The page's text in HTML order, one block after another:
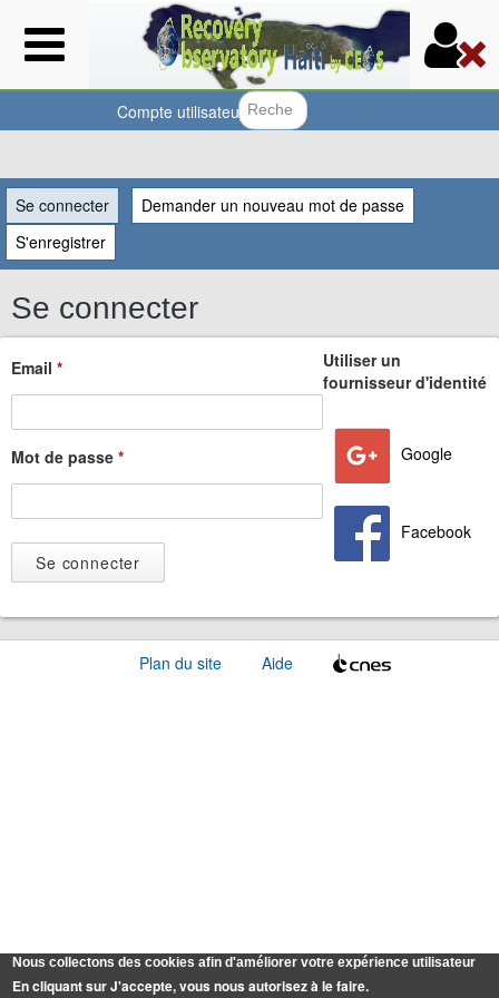
Aller
au
contenu
principal
Vous
êtes
ici
Compte utilisateur
Se connecter (onglet actif)
Demander un nouveau mot de passe
S'enregistrer
Se connecter
Email *
Mot de passe *
Utiliser un
fournisseur d'identité
Google
Facebook
Plan du site Aide
Nous collectons des cookies afin d'améliorer votre expérience utilisateur
En cliquant sur J'accepte, vous nous autorisez à le faire.